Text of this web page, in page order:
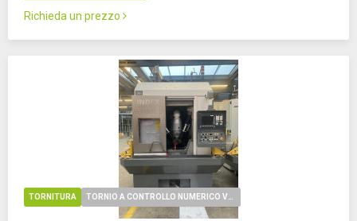
Richieda un prezzo
TORNITURA